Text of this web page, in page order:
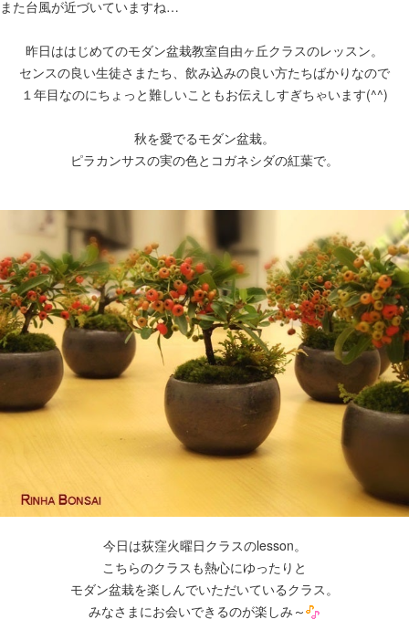
また台風が近づいていますね…
昨日ははじめてのモダン盆栽教室自由ヶ丘クラスのレッスン。
センスの良い生徒さまたち、飲み込みの良い方たちばかりなので
１年目なのにちょっと難しいこともお伝えしすぎちゃいます(^^)
秋を愛でるモダン盆栽。
ピラカンサスの実の色とコガネシダの紅葉で。
今日は荻窪火曜日クラスのlesson。
こちらのクラスも熱心にゆったりと
モダン盆栽を楽しんでいただいているクラス。
みなさまにお会いできるのが楽しみ～